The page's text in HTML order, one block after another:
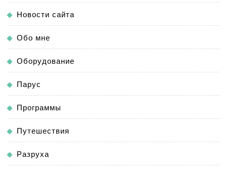
Новости сайта
Обо мне
Оборудование
Парус
Программы
Путешествия
Разруха